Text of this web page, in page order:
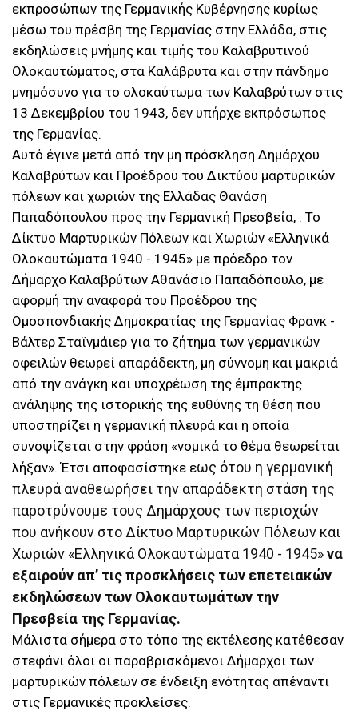
εκπροσώπων της Γερμανικής Κυβέρνησης κυρίως
μέσω του πρέσβη της Γερμανίας στην Ελλάδα, στις
εκδηλώσεις μνήμης και τιμής του Καλαβρυτινού
Ολοκαυτώματος, στα Καλάβρυτα και στην πάνδημο
μνημόσυνο για το ολοκαύτωμα των Καλαβρύτων στις
13 Δεκεμβρίου του 1943, δεν υπήρχε εκπρόσωπος
της Γερμανίας.
Αυτό έγινε μετά από την μη πρόσκληση Δημάρχου
Καλαβρύτων και Προέδρου του Δικτύου μαρτυρικών
πόλεων και χωριών της Ελλάδας Θανάση
Παπαδόπουλου προς την Γερμανική Πρεσβεία, . Το
Δίκτυο Μαρτυρικών Πόλεων και Χωριών «Ελληνικά
Ολοκαυτώματα 1940 - 1945» με πρόεδρο τον
Δήμαρχο Καλαβρύτων Αθανάσιο Παπαδόπουλο, με
αφορμή την αναφορά του Προέδρου της
Ομοσπονδιακής Δημοκρατίας της Γερμανίας Φρανκ -
Βάλτερ Σταϊνμάιερ για το ζήτημα των γερμανικών
οφειλών θεωρεί απαράδεκτη, μη σύννομη και μακριά
από την ανάγκη και υποχρέωση της έμπρακτης
ανάληψης της ιστορικής της ευθύνης τη θέση που
υποστηρίζει η γερμανική πλευρά και η οποία
συνοψίζεται στην φράση «νομικά το θέμα θεωρείται
λήξαν». Έτσι αποφασίστηκε εως ότου η γερμανική
πλευρά αναθεωρήσει την απαράδεκτη στάση της
παροτρύνουμε τους Δημάρχους των περιοχών
που ανήκουν στο Δίκτυο Μαρτυρικών Πόλεων και
Χωριών «Ελληνικά Ολοκαυτώματα 1940 - 1945»να
εξαιρούν απ’ τις προσκλήσεις των επετειακών
εκδηλώσεων των Ολοκαυτωμάτων την
Πρεσβεία της Γερμανίας.
Μάλιστα σήμερα στο τόπο της εκτέλεσης κατέθεσαν
στεφάνι όλοι οι παραβρισκόμενοι Δήμαρχοι των
μαρτυρικών πόλεων σε ένδειξη ενότητας απέναντι
στις Γερμανικές προκλείσες.